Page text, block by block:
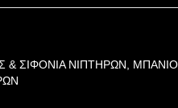
& ΣΙΦΟΝΙΑ ΝΙΠΤΗΡΩΝ, ΜΠΑΝΙΟ